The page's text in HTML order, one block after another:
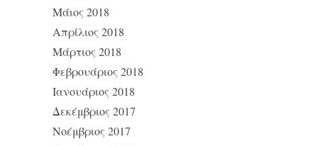
Μάιος 2018
Απρίλιος 2018
Μάρτιος 2018
Φεβρουάριος 2018
Ιανουάριος 2018
Δεκέμβριος 2017
Νοέμβριος 2017